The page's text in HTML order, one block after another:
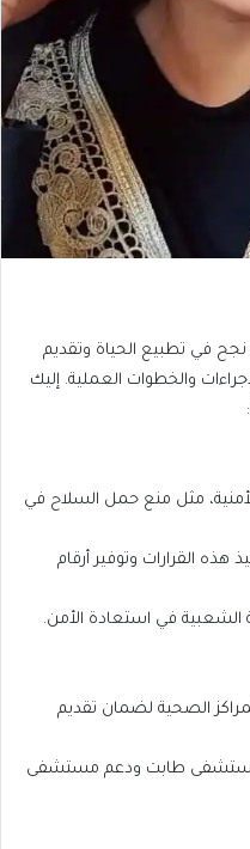
نجح في تطبيع الحياة وتقديم
والخطوات العملية. إليك
مثل منع حمل السلاح في
القرارات وتوفير أرقام
الشعبية في استعادة الأمن.
الصحية لضمان تقديم
طابت ودعم مستشفى